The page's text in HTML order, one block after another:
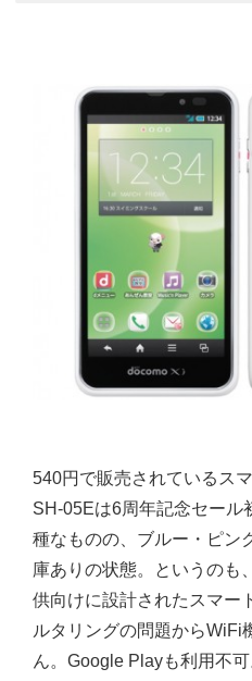
540円で販売されているス
SH-05Eは6周年記念セール
種なものの、ブルー・ピン
庫ありの状態。というのも
供向けに設計されたスマー
ルタリングの問題からWiFi
ん。Google Playも利用不